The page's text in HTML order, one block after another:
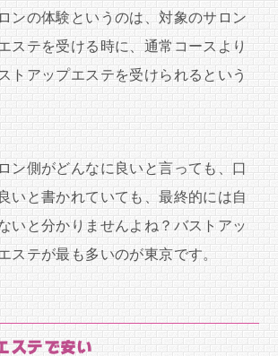
ンの体験というのは、対象のサロン
ステを受ける時に、通常コースより
トアップエステを受けられるという
ン側がどんなに良いと言っても、口
いと書かれていても、最終的には自
いと分かりませんよね？バストアッ
ステが最も多いのが東京です。
ステで安い